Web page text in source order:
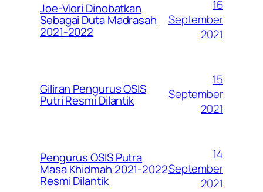
Joe-Viori Dinobatkan
Sebagai Duta Madrasah
2021-2022
16
September
2021
Giliran Pengurus OSIS
Putri Resmi Dilantik
15
September
2021
Pengurus OSIS Putra
Masa Khidmah 2021-2022
Resmi Dilantik
14
September
2021